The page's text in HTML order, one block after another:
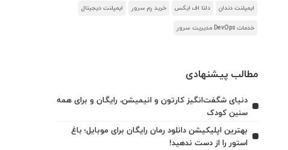
ایمپلنت دندان دلتا اف ایکس خرید رم سرور ایمپلنت دیجیتال
خدمات DevOps مدیریت سرور
مطالب پیشنهادی
دنیای شگفت‌انگیز کارتون و انیمیشن، رایگان و برای همه
سنین کودک
بهترین اپلیکیشن دانلود رمان رایگان برای موبایل؛ باغ
استور را از دست ندهید!